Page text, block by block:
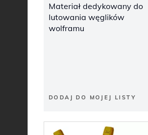
Materiał dedykowany do
lutowania węglików
wolframu
DODAJ DO MOJEJ LISTY